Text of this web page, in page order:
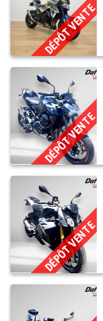
DÉPÔT VENTE
DÉPÔT VENTE
DÉPÔT VENTE